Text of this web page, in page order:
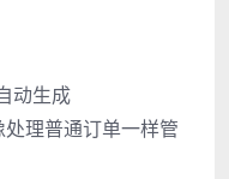
动生成
理普通订单一样管